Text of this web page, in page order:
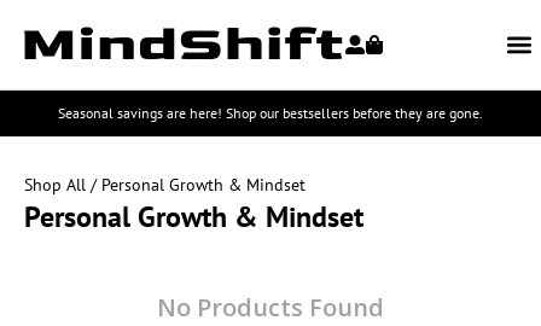
Seasonal savings are here! Shop our bestsellers before they are gone.
Shop All / Personal Growth & Mindset
Personal Growth & Mindset
No Products Found